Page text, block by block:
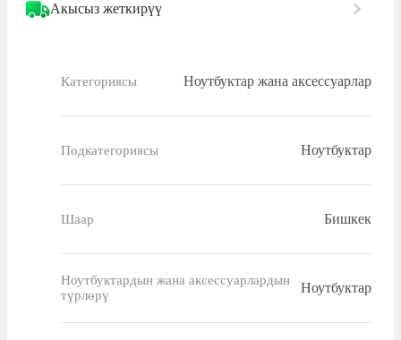
Акысыз жеткирүү
Категориясы Ноутбуктар жана аксессуарлар
Подкатегориясы Ноутбуктар
Шаар Бишкек
Ноутбуктардын жана аксессуарлардын
түрлөрү
Ноутбуктар